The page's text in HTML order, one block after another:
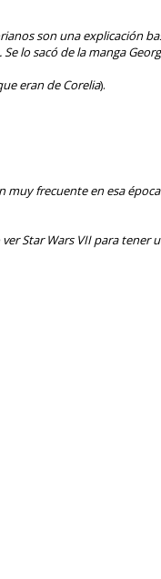
son una explicación
lo sacó de la manga
eran de Corelia).
frecuente en esa
Star Wars VII para tener